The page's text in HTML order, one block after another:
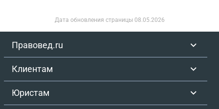
Дата обновления страницы 08.05.2026
Правовед.ru
Клиентам
Юристам